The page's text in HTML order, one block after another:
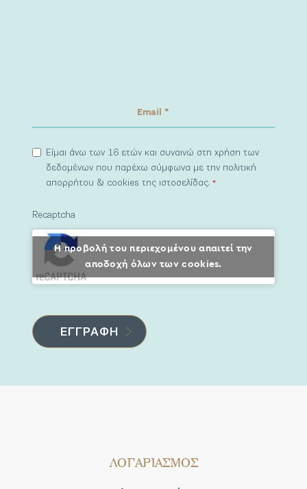
Είμαι άνω των 16 ετών και συναινώ στη χρήση των
δεδομένων που παρέχω σύμφωνα με την πολιτική
απορρήτου & cookies της ιστοσελίδας.*
Recaptcha
Η προβολή του περιεχομένου απαιτεί την
αποδοχή όλων των cookies.
ΛΟΓΑΡΙΑΣΜΟΣ